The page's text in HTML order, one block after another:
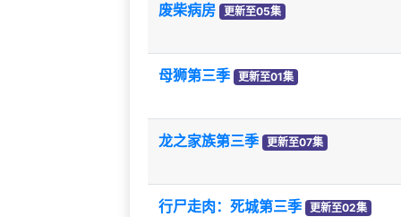
废柴病房 更新至05集
母狮第三季 更新至01集
龙之家族第三季 更新至07集
行尸走肉：死城第三季 更新至02集